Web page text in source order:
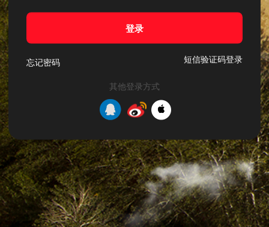
登录
忘记密码 短信验证码登录
其他登录方式